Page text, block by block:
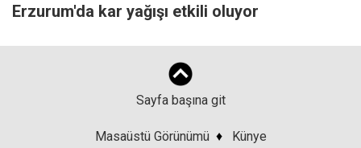
Erzurum'da kar yağışı etkili oluyor
Sayfa başına git
Masaüstü Görünümü ♦ Künye